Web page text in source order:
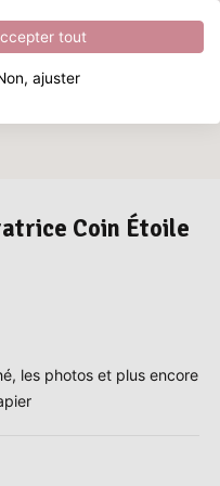
4.8sur5
Coin Étoile
les photos et plus encore
tout
ajuster